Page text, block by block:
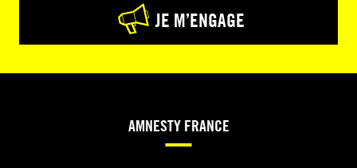
JE M’ENGAGE
AMNESTY FRANCE